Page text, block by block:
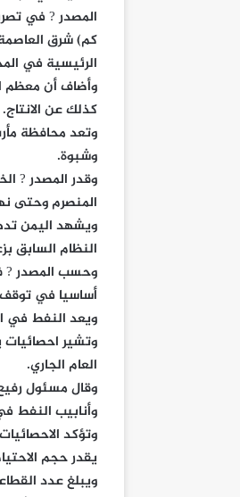
كم) شرق
الرئيسية في
وأضاف أن معظم
كذلك عن الانتاج.
وتعد محافظة
وشبوة.
المنصرم وحتى نهاية
ويشهد اليمن
النظام السابق
وحسب المصدر ?
أساسيا في توقف
ويعد النفط في
العام الجاري.
وقال مسئول
وأنابيب النفط
يقدر حجم الاحتياطي